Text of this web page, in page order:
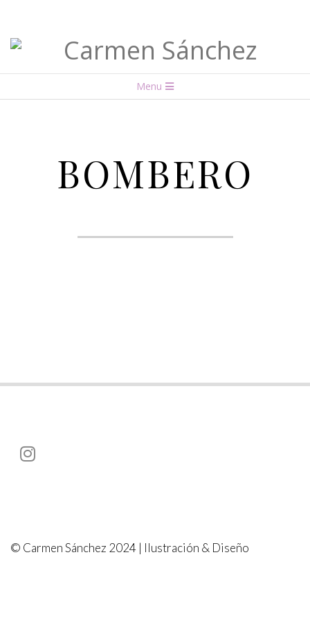
Carmen
Sánchez Menu
BOMBERO
© Carmen Sánchez 2024 | Ilustración & Diseño